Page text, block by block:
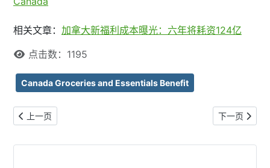
相关文章： 加拿大新福利成本曝光：六年将耗资124亿
点击数：1195
Canada Groceries and Essentials Benefit
上一篇文章: 加拿大新福利成本曝光：六年将耗资124亿
上一页 下一篇文章:
下一页